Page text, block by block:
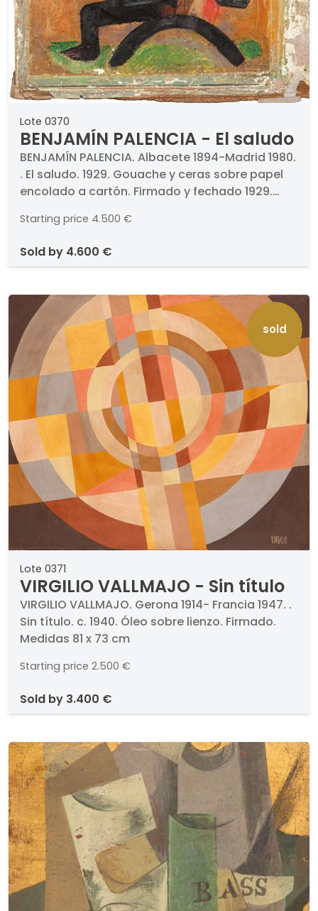
Lote 0370
BENJAMÍN PALENCIA - El saludo
BENJAMÍN PALENCIA. Albacete 1894-Madrid 1980.
. El saludo. 1929. Gouache y ceras sobre papel
encolado a cartón. Firmado y fechado 1929.
Archivo Benjamín Palencia.. . PROCEDENCIA
Colección particular. . EXPOSICIONES . 1974
vanguardia española 1920-1936", Galería
Multitud, Madrid. . BIBLIOGRAFÍA . Francisco
Garfias, "Cuadernos de arte dibujos de
Benjamín Palencia", Ed. Ibérico Europea de
Ediciones, Madrid 1975, s/p. Jaime Brihuega,
"Orígenes de la vanguardia española 1920-
1936", Ed. Galería Multitud, Madrid, pág. 86, nº
83.
Starting price 4.500 €
sold by 4.600 €
sold
Lote 0371
VIRGILIO VALLMAJO - Sin título
VIRGILIO VALLMAJO. Gerona 1914- Francia 1947. .
Sin título. c. 1940. Óleo sobre lienzo. Firmado.
Medidas 81 x 73 cm
Starting price 2.500 €
sold by 3.400 €